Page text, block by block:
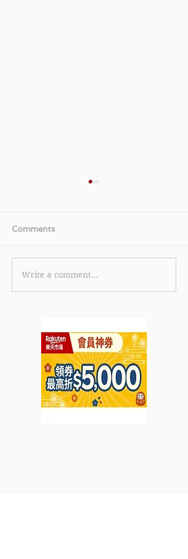
《KFC 優惠》- 購買2件香
蜜鬆餅只需$10 購買厚切
只需$10 (優惠至2022年7
月6日)
Comments
Write a comment...